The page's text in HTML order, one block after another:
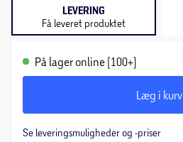
LEVERING
Få leveret produktet
På lager online (100+)
Læg i kurv
Se leveringsmuligheder og -priser